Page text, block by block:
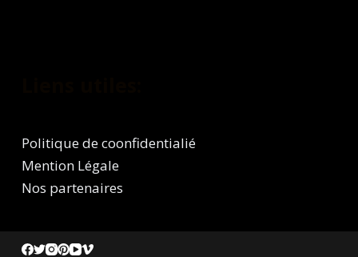
Politique de coonfidentialié
Mention Légale
Nos partenaires